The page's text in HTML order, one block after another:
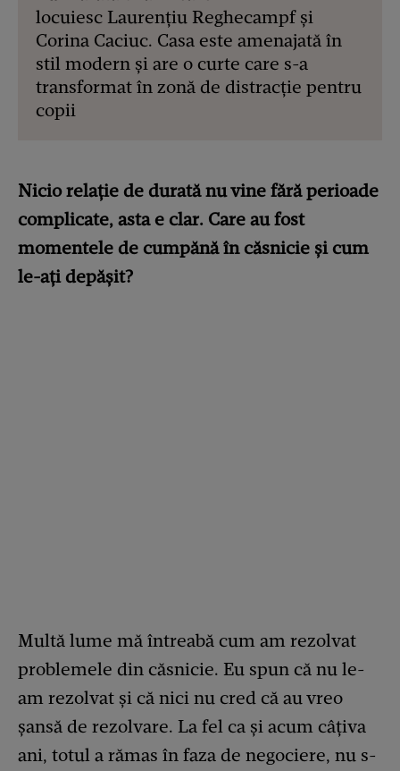
locuiesc Laurențiu Reghecampf și
Corina Caciuc. Casa este amenajată în
stil modern și are o curte care s-a
transformat în zonă de distracție pentru
copii
Nicio relație de durată nu vine fără perioade
complicate, asta e clar. Care au fost
momentele de cumpănă în căsnicie și cum
le-ați depășit?
Multă lume mă întreabă cum am rezolvat
problemele din căsnicie. Eu spun că nu le-
am rezolvat și că nici nu cred că au vreo
șansă de rezolvare. La fel ca și acum câțiva
ani, totul a rămas în faza de negociere, nu s-